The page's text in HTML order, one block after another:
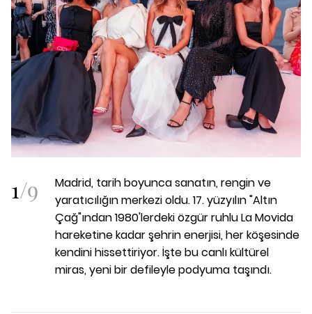
1/9
Madrid, tarih boyunca sanatın, rengin ve
yaratıcılığın merkezi oldu. 17. yüzyılın "Altın
Çağ"ından 1980'lerdeki özgür ruhlu La Movida
hareketine kadar şehrin enerjisi, her köşesinde
kendini hissettiriyor. İşte bu canlı kültürel
miras, yeni bir defileyle podyuma taşındı.